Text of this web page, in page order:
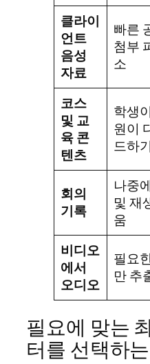
클라이
언트
음성
자료
빠른
첨부
소
코스
및 교
육 콘
텐츠
학생
원이
드하
회의
기록
나중
및 재
움
비디오
에서
오디오
필요
만 추
필요에 맞는
터를 선택하